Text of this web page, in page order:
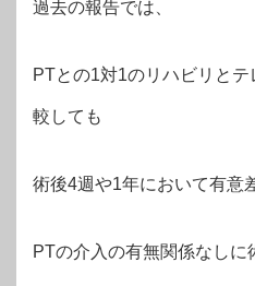
過去の報告では、
PTとの1対1のリハビリと
較しても
術後4週や1年において有意
PTの介入の有無関係なしに